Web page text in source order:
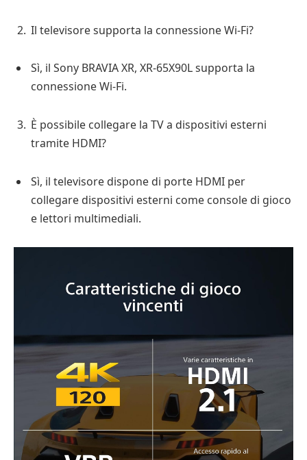
Il televisore supporta la connessione Wi-Fi?
Sì, il Sony BRAVIA XR, XR-65X90L supporta la
connessione Wi-Fi.
È possibile collegare la TV a dispositivi esterni
tramite HDMI?
Sì, il televisore dispone di porte HDMI per
collegare dispositivi esterni come console di gioco
e lettori multimediali.